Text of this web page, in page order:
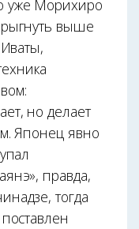
уже Морихиро
выше
но делает
Японец явно
правда,
тогда